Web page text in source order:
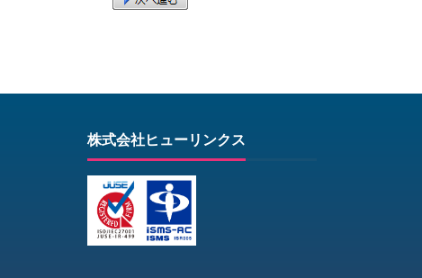
株式会社ヒューリンクス